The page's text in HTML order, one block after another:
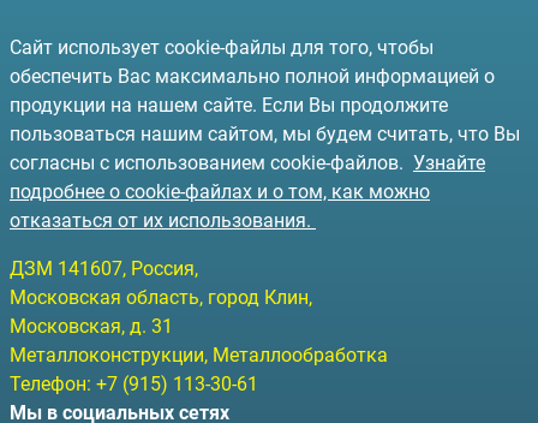
Сайт использует cookie-файлы для того, чтобы
обеспечить Вас максимально полной информацией о
продукции на нашем сайте. Если Вы продолжите
пользоваться нашим сайтом, мы будем считать, что Вы
согласны с использованием cookie-файлов. Узнайте
подробнее о cookie-файлах и о том, как можно
отказаться от их использования.
ДЗМ 141607, Россия,
Московская область, город Клин,
Московская, д. 31
Металлоконструкции, Металлообработка
Телефон: +7 (915) 113-30-61
Мы в социальных сетях